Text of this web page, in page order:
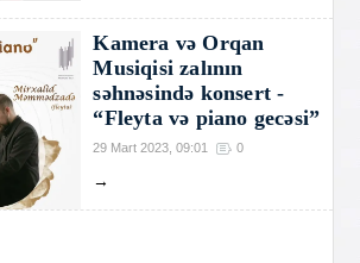
Kamera və Orqan
Musiqisi zalının
səhnəsində konsert -
“Fleyta və piano gecəsi”
29 Mart 2023, 09:01 0
→